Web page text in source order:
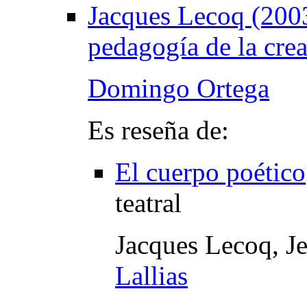
Jacques Lecoq
pedagogía de la
Domingo Ortega
Es reseña de:
El cuerpo poético
teatral
Jacques Lecoq,
Lallias